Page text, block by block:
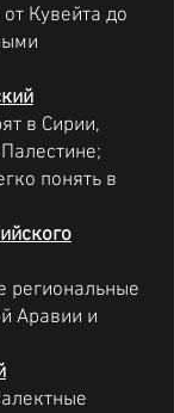
Кувейта до
в Сирии,
понять в
региональные
Аравии и